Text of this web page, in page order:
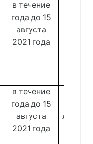
в течение
года до 15
августа
2021 года
в течение
года до 15
августа
2021 года